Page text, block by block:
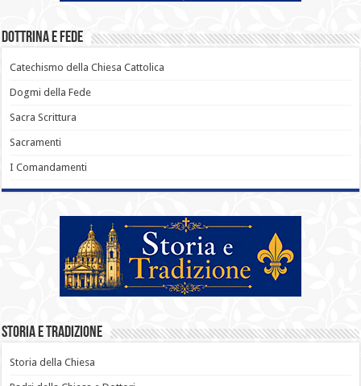
Dottrina e Fede
Catechismo della Chiesa Cattolica
Dogmi della Fede
Sacra Scrittura
Sacramenti
I Comandamenti
Storia e Tradizione
Storia della Chiesa